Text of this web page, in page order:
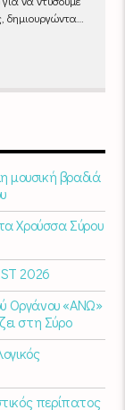
δημιουργώντας
μουσική βραδιά
Χρούσσα Σύρου
2026
Οργάνου «ΑΝΩ»
στη Σύρο​
περίπατος